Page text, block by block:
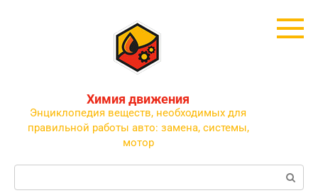
Химия движения
Энциклопедия веществ, необходимых для
правильной работы авто: замена, системы,
мотор
Поиск: